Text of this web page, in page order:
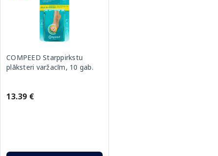
COMPEED Starppirkstu
plāksteri varžacīm, 10 gab.
13.39 €